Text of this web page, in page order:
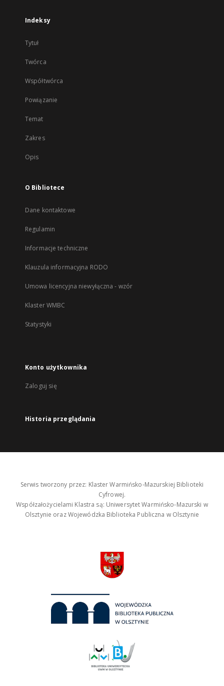
Indeksy
Tytuł
Twórca
Współtwórca
Powiązanie
Temat
Zakres
Opis
O Bibliotece
Dane kontaktowe
Regulamin
Informacje techniczne
Klauzula informacyjna RODO
Umowa licencyjna niewyłączna - wzór
Klaster WMBC
Statystyki
Konto użytkownika
Zaloguj się
Historia przeglądania
Serwis tworzony przez: Klaster Warmińsko-Mazurskiej Biblioteki
Cyfrowej.
Współzałożycielami Klastra są: Uniwersytet Warmińsko-Mazurski w
Olsztynie oraz Wojewódzka Biblioteka Publiczna w Olsztynie